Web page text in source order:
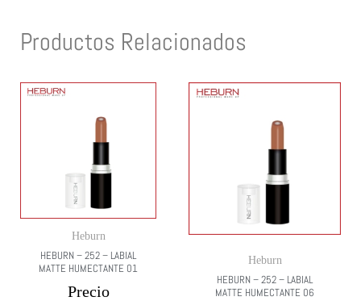
Productos Relacionados
Heburn
HEBURN – 252 – LABIAL
MATTE HUMECTANTE 01
Precio
Heburn
HEBURN – 252 – LABIAL
MATTE HUMECTANTE 06